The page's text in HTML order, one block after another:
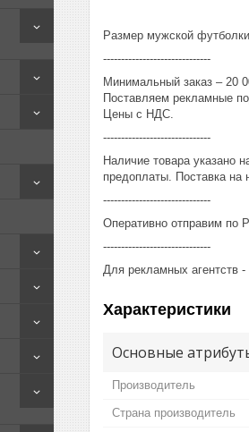
Размер мужской
------------------------------
Минимальный заказ – 20
Поставляем рекламные
Цены с НДС.
------------------------------
Наличие товара указано
предоплаты. Поставка на
------------------------------
Оперативно отправим по
------------------------------
Для рекламных агентств
Характеристики
Основные
Производитель
Страна производитель